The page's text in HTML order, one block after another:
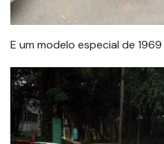
E um modelo especial de 1969